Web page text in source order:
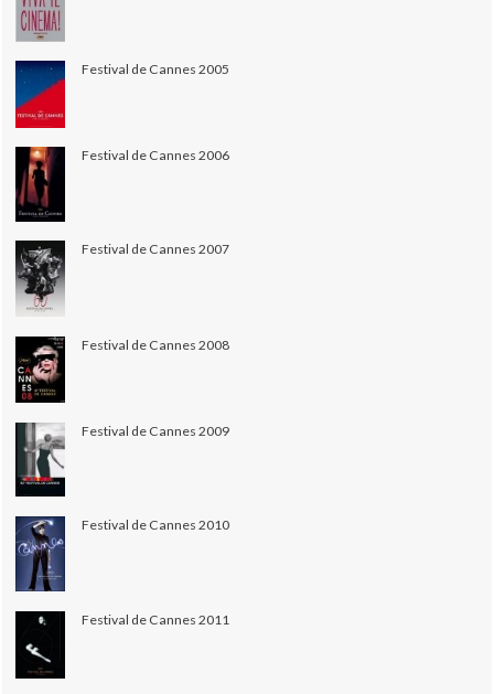
Festival de Cannes 2005
Festival de Cannes 2006
Festival de Cannes 2007
Festival de Cannes 2008
Festival de Cannes 2009
Festival de Cannes 2010
Festival de Cannes 2011